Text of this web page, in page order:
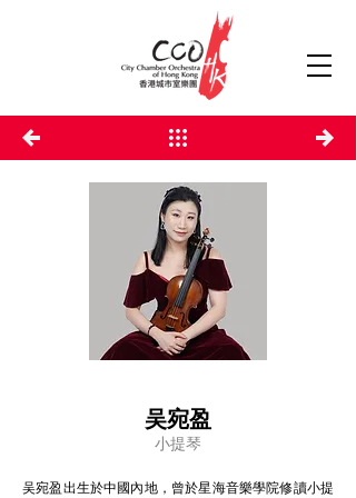
吴宛盈
小提琴
吴宛盈出生於中國內地，曾於星海音樂學院修讀小提